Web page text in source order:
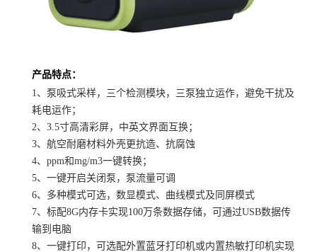
产品特点：
1、泵吸式采样，三个检测模块，三泵独立运作，避免干扰及
耗电运作；
2、3.5寸高清彩屏，中英文界面互换；
3、航空耐磨材料外壳更抗造、抗腐蚀
4、ppm和mg/m3一键转换；
5、一键开启关闭泵，泵流量可调
6、多种模式可选，数显模式、曲线模式及同屏模式
7、标配8G内存卡实现100万条数据存储，可通过USB数据传
输到电脑
8、一键打印，可选配外置蓝牙打印机或内置热敏打印机实现